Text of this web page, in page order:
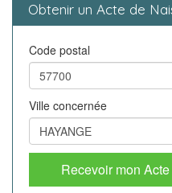
Obtenir un Acte de
Code postal
Ville concernée
Recevoir mon